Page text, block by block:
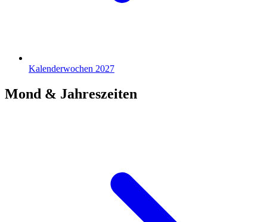
Kalenderwochen 2027
Mond & Jahreszeiten